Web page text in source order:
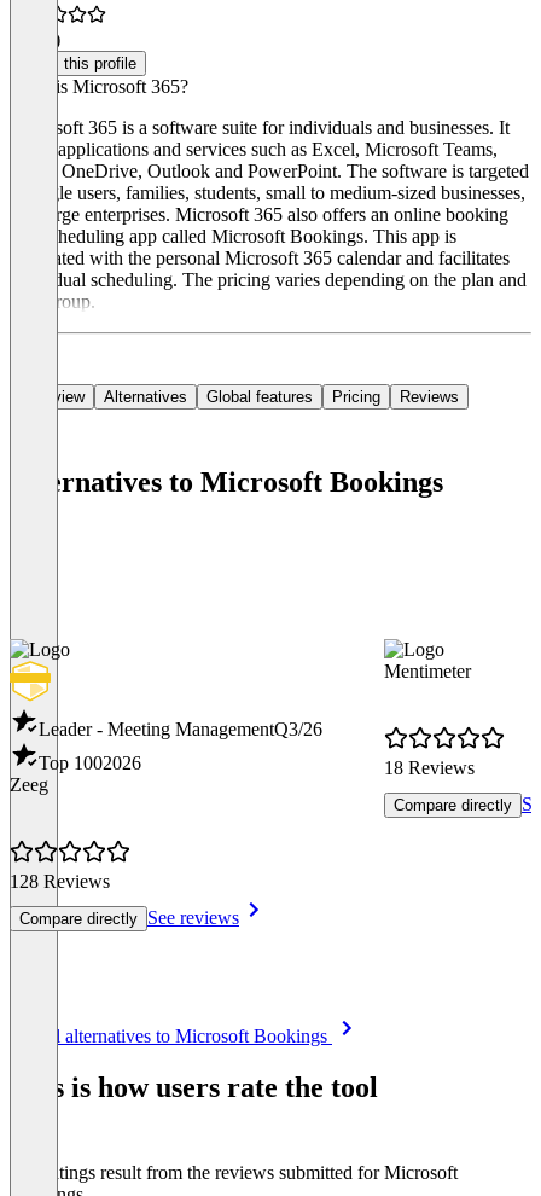
(2)
Claim this profile
What is Microsoft 365?
Microsoft 365 is a software suite for individuals and businesses. It
offers applications and services such as Excel, Microsoft Teams,
Word, OneDrive, Outlook and PowerPoint. The software is targeted
at single users, families, students, small to medium-sized businesses,
and large enterprises. Microsoft 365 also offers an online booking
and scheduling app called Microsoft Bookings. This app is
integrated with the personal Microsoft 365 calendar and facilitates
individual scheduling. The pricing varies depending on the plan and
user group.
Overview Alternatives Global features Pricing Reviews
Alternatives to Microsoft Bookings
Leader - Meeting ManagementQ3/26
Top 1002026
Zeeg
128 Reviews
Compare directly See reviews
Mentimeter
18 Reviews
Compare directly
See all alternatives to Microsoft Bookings
This is how users rate the tool
The ratings result from the reviews submitted for Microsoft